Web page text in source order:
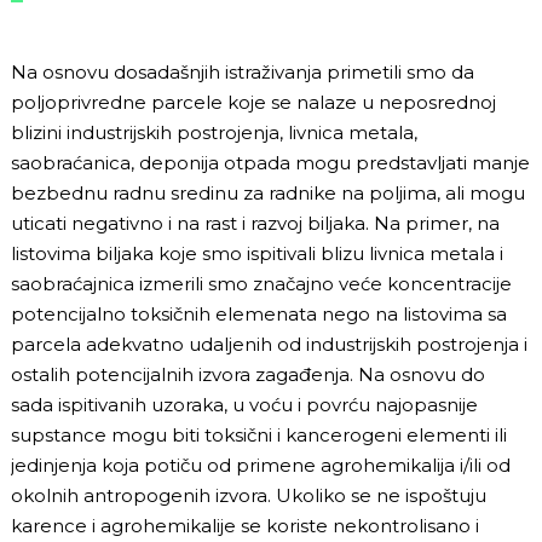
Na osnovu dosadašnjih istraživanja primetili smo da
poljoprivredne parcele koje se nalaze u neposrednoj
blizini industrijskih postrojenja, livnica metala,
saobraćanica, deponija otpada mogu predstavljati manje
bezbednu radnu sredinu za radnike na poljima, ali mogu
uticati negativno i na rast i razvoj biljaka. Na primer, na
listovima biljaka koje smo ispitivali blizu livnica metala i
saobraćajnica izmerili smo značajno veće koncentracije
potencijalno toksičnih elemenata nego na listovima sa
parcela adekvatno udaljenih od industrijskih postrojenja i
ostalih potencijalnih izvora zagađenja. Na osnovu do
sada ispitivanih uzoraka, u voću i povrću najopasnije
supstance mogu biti toksični i kancerogeni elementi ili
jedinjenja koja potiču od primene agrohemikalija i/ili od
okolnih antropogenih izvora. Ukoliko se ne ispoštuju
karence i agrohemikalije se koriste nekontrolisano i